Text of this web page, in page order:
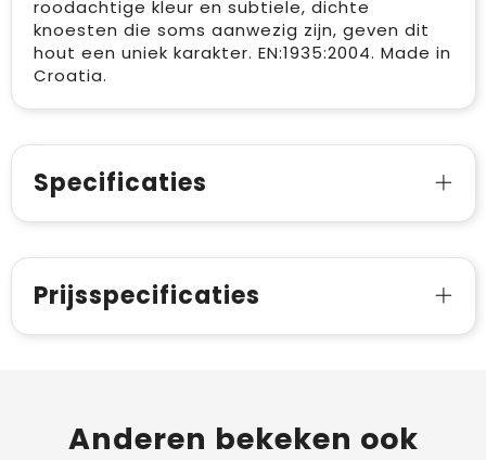
roodachtige kleur en subtiele, dichte
knoesten die soms aanwezig zijn, geven dit
hout een uniek karakter. EN:1935:2004. Made in
Croatia.
Specificaties
Prijsspecificaties
Anderen bekeken ook